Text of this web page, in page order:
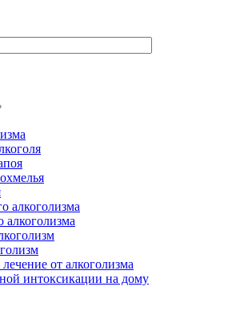
алкоголизма
алкоголизма
от алкоголизма
интоксикации на дому